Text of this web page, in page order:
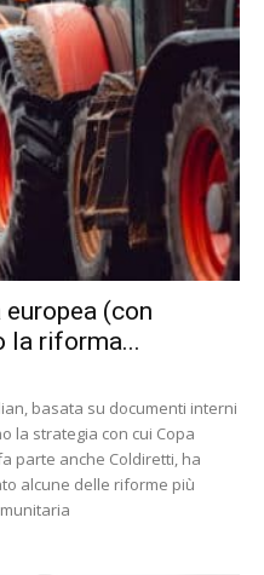
(con
la riforma...
basata su documenti interni
la strategia con cui Copa
parte anche Coldiretti, ha
alcune delle riforme più